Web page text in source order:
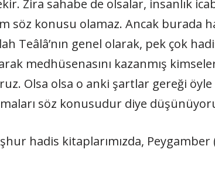
Zira sahabe de olsalar, insanlık
söz konusu olamaz. Ancak burada
Teâlâ’nın genel olarak, pek çok
medhüsenasını kazanmış
Olsa olsa o anki şartlar gereği
söz konusudur diye
hadis kitaplarımızda, Peygamber